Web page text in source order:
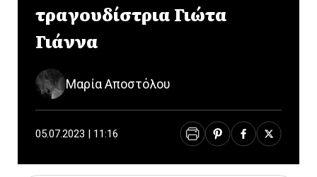
τραγουδίστρια Γιώτα
Γιάννα
Μαρία Αποστόλου
05.07.2023 | 11:16